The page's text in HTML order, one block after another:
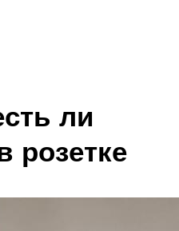
ли
розетке